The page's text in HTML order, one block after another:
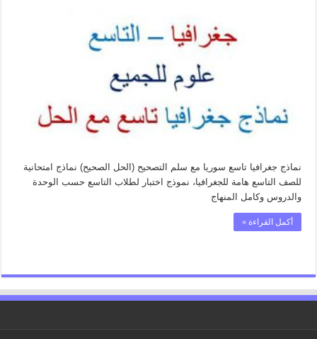
الحل
للصف
التاسع
مادة
مغلقة
نماذج جغرافيا تاسع سوريا مع سلم التصحيح (الحل الصحيح) نماذج امتحانية
للصف التاسع هامة للجغرافيا، نموذج اختبار لطلاب التاسع حسب الوحدة
والدروس وكامل المنهاج
أكمل القراءة »